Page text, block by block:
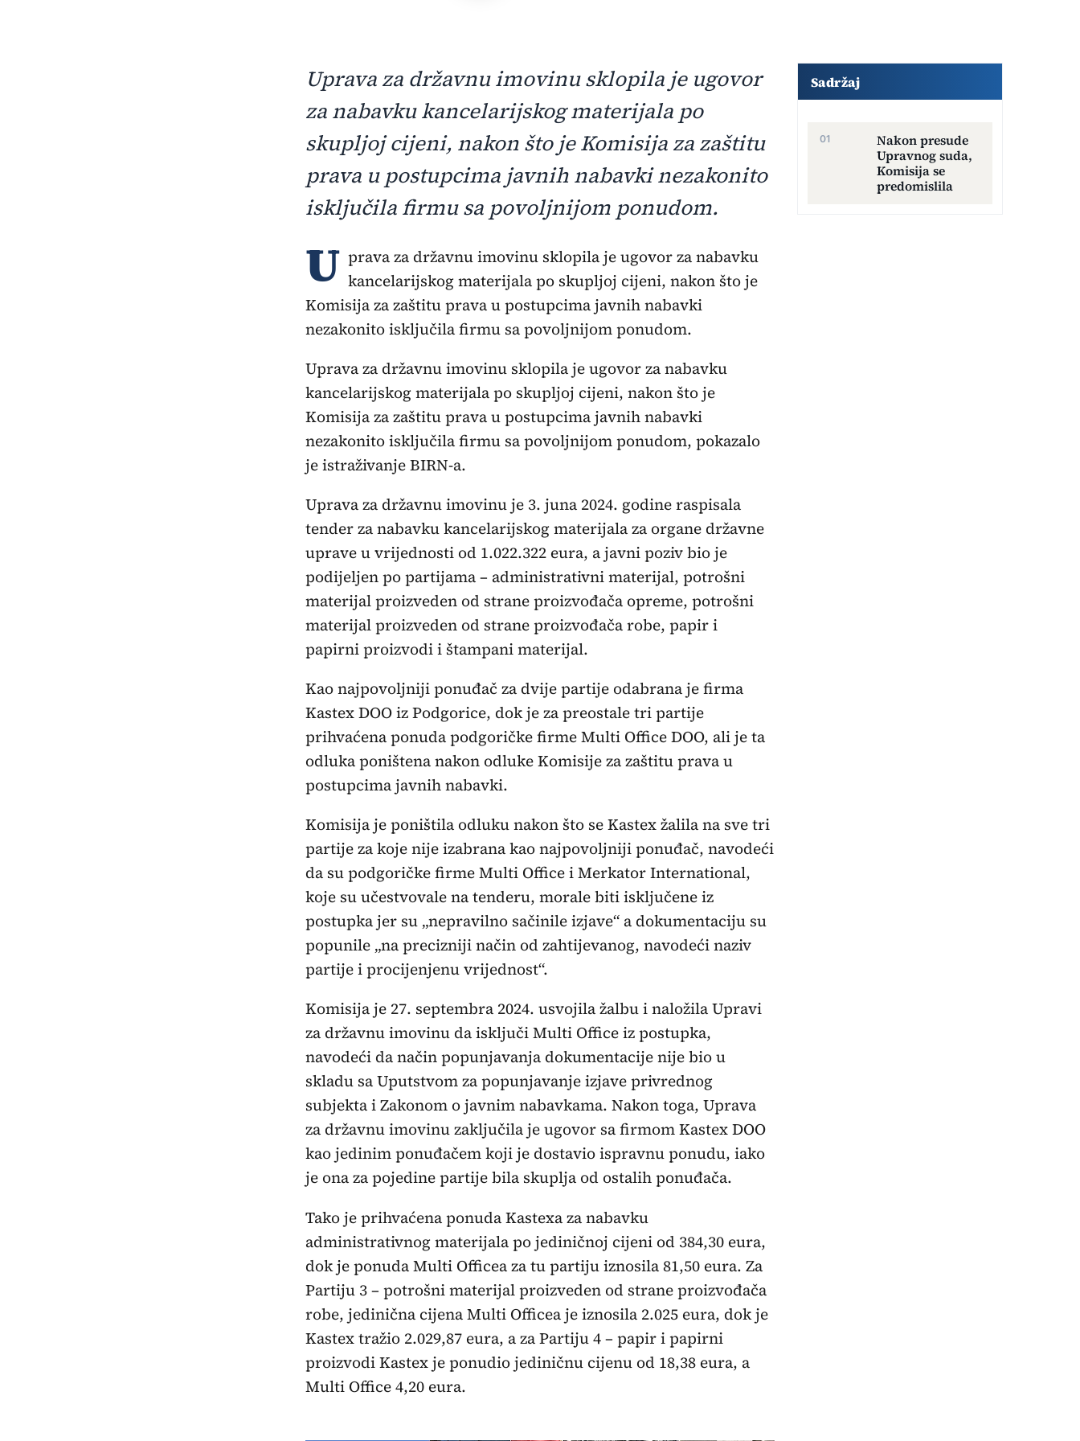
Uprava za državnu imovinu sklopila je ugovor
za nabavku kancelarijskog materijala po
skupljoj cijeni, nakon što je Komisija za zaštitu
prava u postupcima javnih nabavki nezakonito
isključila firmu sa povoljnijom ponudom.
U prava za državnu imovinu sklopila je ugovor za nabavku
kancelarijskog materijala po skupljoj cijeni, nakon što je
Komisija za zaštitu prava u postupcima javnih nabavki
nezakonito isključila firmu sa povoljnijom ponudom.
Uprava za državnu imovinu sklopila je ugovor za nabavku
kancelarijskog materijala po skupljoj cijeni, nakon što je
Komisija za zaštitu prava u postupcima javnih nabavki
nezakonito isključila firmu sa povoljnijom ponudom, pokazalo
je istraživanje BIRN-a.
Uprava za državnu imovinu je 3. juna 2024. godine raspisala
tender za nabavku kancelarijskog materijala za organe državne
uprave u vrijednosti od 1.022.322 eura, a javni poziv bio je
podijeljen po partijama – administrativni materijal, potrošni
materijal proizveden od strane proizvođača opreme, potrošni
materijal proizveden od strane proizvođača robe, papir i
papirni proizvodi i štampani materijal.
Kao najpovoljniji ponuđač za dvije partije odabrana je firma
Kastex DOO iz Podgorice, dok je za preostale tri partije
prihvaćena ponuda podgoričke firme Multi Office DOO, ali je ta
odluka poništena nakon odluke Komisije za zaštitu prava u
postupcima javnih nabavki.
Komisija je poništila odluku nakon što se Kastex žalila na sve tri
partije za koje nije izabrana kao najpovoljniji ponuđač, navodeći
da su podgoričke firme Multi Office i Merkator International,
koje su učestvovale na tenderu, morale biti isključene iz
postupka jer su „nepravilno sačinile izjave“ a dokumentaciju su
popunile „na precizniji način od zahtijevanog, navodeći naziv
partije i procijenjenu vrijednost“.
Komisija je 27. septembra 2024. usvojila žalbu i naložila Upravi
za državnu imovinu da isključi Multi Office iz postupka,
navodeći da način popunjavanja dokumentacije nije bio u
skladu sa Uputstvom za popunjavanje izjave privrednog
subjekta i Zakonom o javnim nabavkama. Nakon toga, Uprava
za državnu imovinu zaključila je ugovor sa firmom Kastex DOO
kao jedinim ponuđačem koji je dostavio ispravnu ponudu, iako
je ona za pojedine partije bila skuplja od ostalih ponuđača.
Tako je prihvaćena ponuda Kastexa za nabavku
administrativnog materijala po jediničnoj cijeni od 384,30 eura,
dok je ponuda Multi Officea za tu partiju iznosila 81,50 eura. Za
Partiju 3 – potrošni materijal proizveden od strane proizvođača
robe, jedinična cijena Multi Officea je iznosila 2.025 eura, dok je
Kastex tražio 2.029,87 eura, a za Partiju 4 – papir i papirni
proizvodi Kastex je ponudio jediničnu cijenu od 18,38 eura, a
Multi Office 4,20 eura.
Sadržaj
Nakon presude
Upravnog suda,
Komisija se
predomislila